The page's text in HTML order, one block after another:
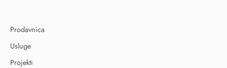
Prodavnica
Usluge
Projekti